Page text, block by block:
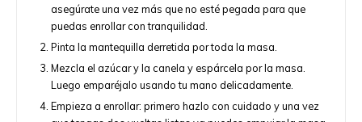
asegúrate una vez más que no esté pegada para que
puedas enrollar con tranquilidad.
Pinta la mantequilla derretida por toda la masa.
Mezcla el azúcar y la canela y espárcela por la masa.
Luego emparéjalo usando tu mano delicadamente.
Empieza a enrollar: primero hazlo con cuidado y una vez